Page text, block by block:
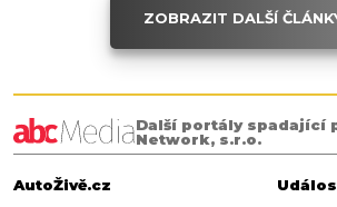
ZOBRAZIT DALŠÍ
Další portály spadající
Network, s.r.o.
AutoŽivě.cz